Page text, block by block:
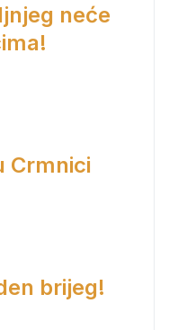
neće
Crmnici
brijeg!